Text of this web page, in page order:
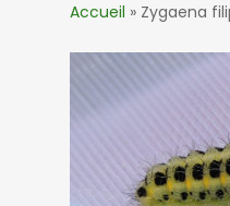
Accueil » Zygaena